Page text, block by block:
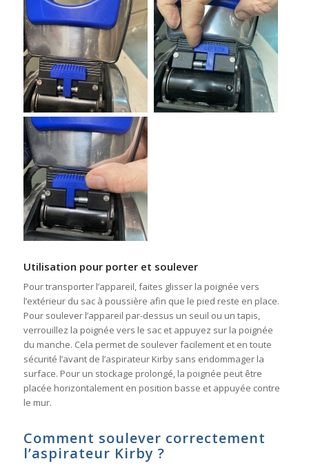
Utilisation pour porter et soulever
Pour transporter l’appareil, faites glisser la poignée vers
l’extérieur du sac à poussière afin que le pied reste en place.
Pour soulever l’appareil par-dessus un seuil ou un tapis,
verrouillez la poignée vers le sac et appuyez sur la poignée
du manche. Cela permet de soulever facilement et en toute
sécurité l’avant de l’aspirateur Kirby sans endommager la
surface. Pour un stockage prolongé, la poignée peut être
placée horizontalement en position basse et appuyée contre
le mur.
Comment soulever correctement
l’aspirateur Kirby ?